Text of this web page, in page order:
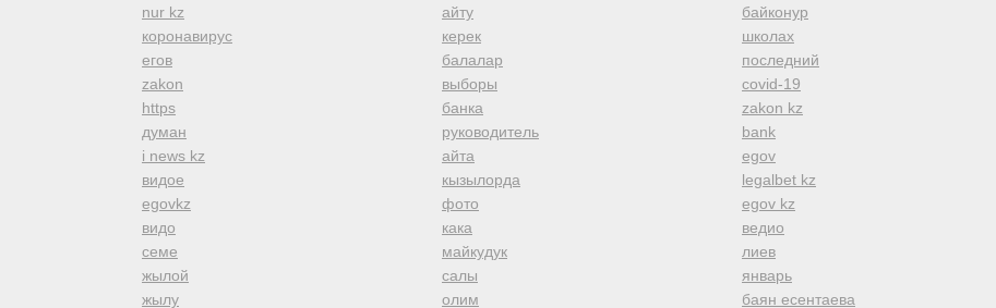
nur kz
коронавирус
егов
zakon
https
думан
i news kz
видое
egovkz
видо
семе
жылой
жылу
айту
керек
балалар
выборы
банка
руководитель
айта
кызылорда
фото
кака
майкудук
салы
олим
байконур
школах
последний
covid-19
zakon kz
bank
egov
legalbet kz
egov kz
ведио
лиев
январь
баян есентаева